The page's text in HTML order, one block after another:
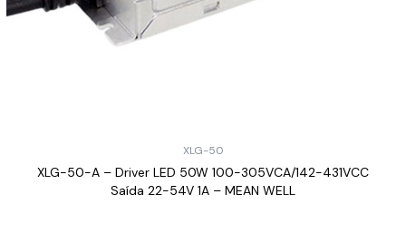
XLG-50
XLG-50-A – Driver LED 50W 100-305VCA/142-431VCC
Saída 22-54V 1A – MEAN WELL